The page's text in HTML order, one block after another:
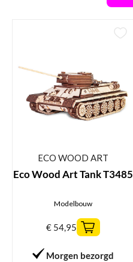
ECO WOOD ART
Eco Wood Art Tank T3485
Modelbouw
€ 54,95
Morgen bezorgd